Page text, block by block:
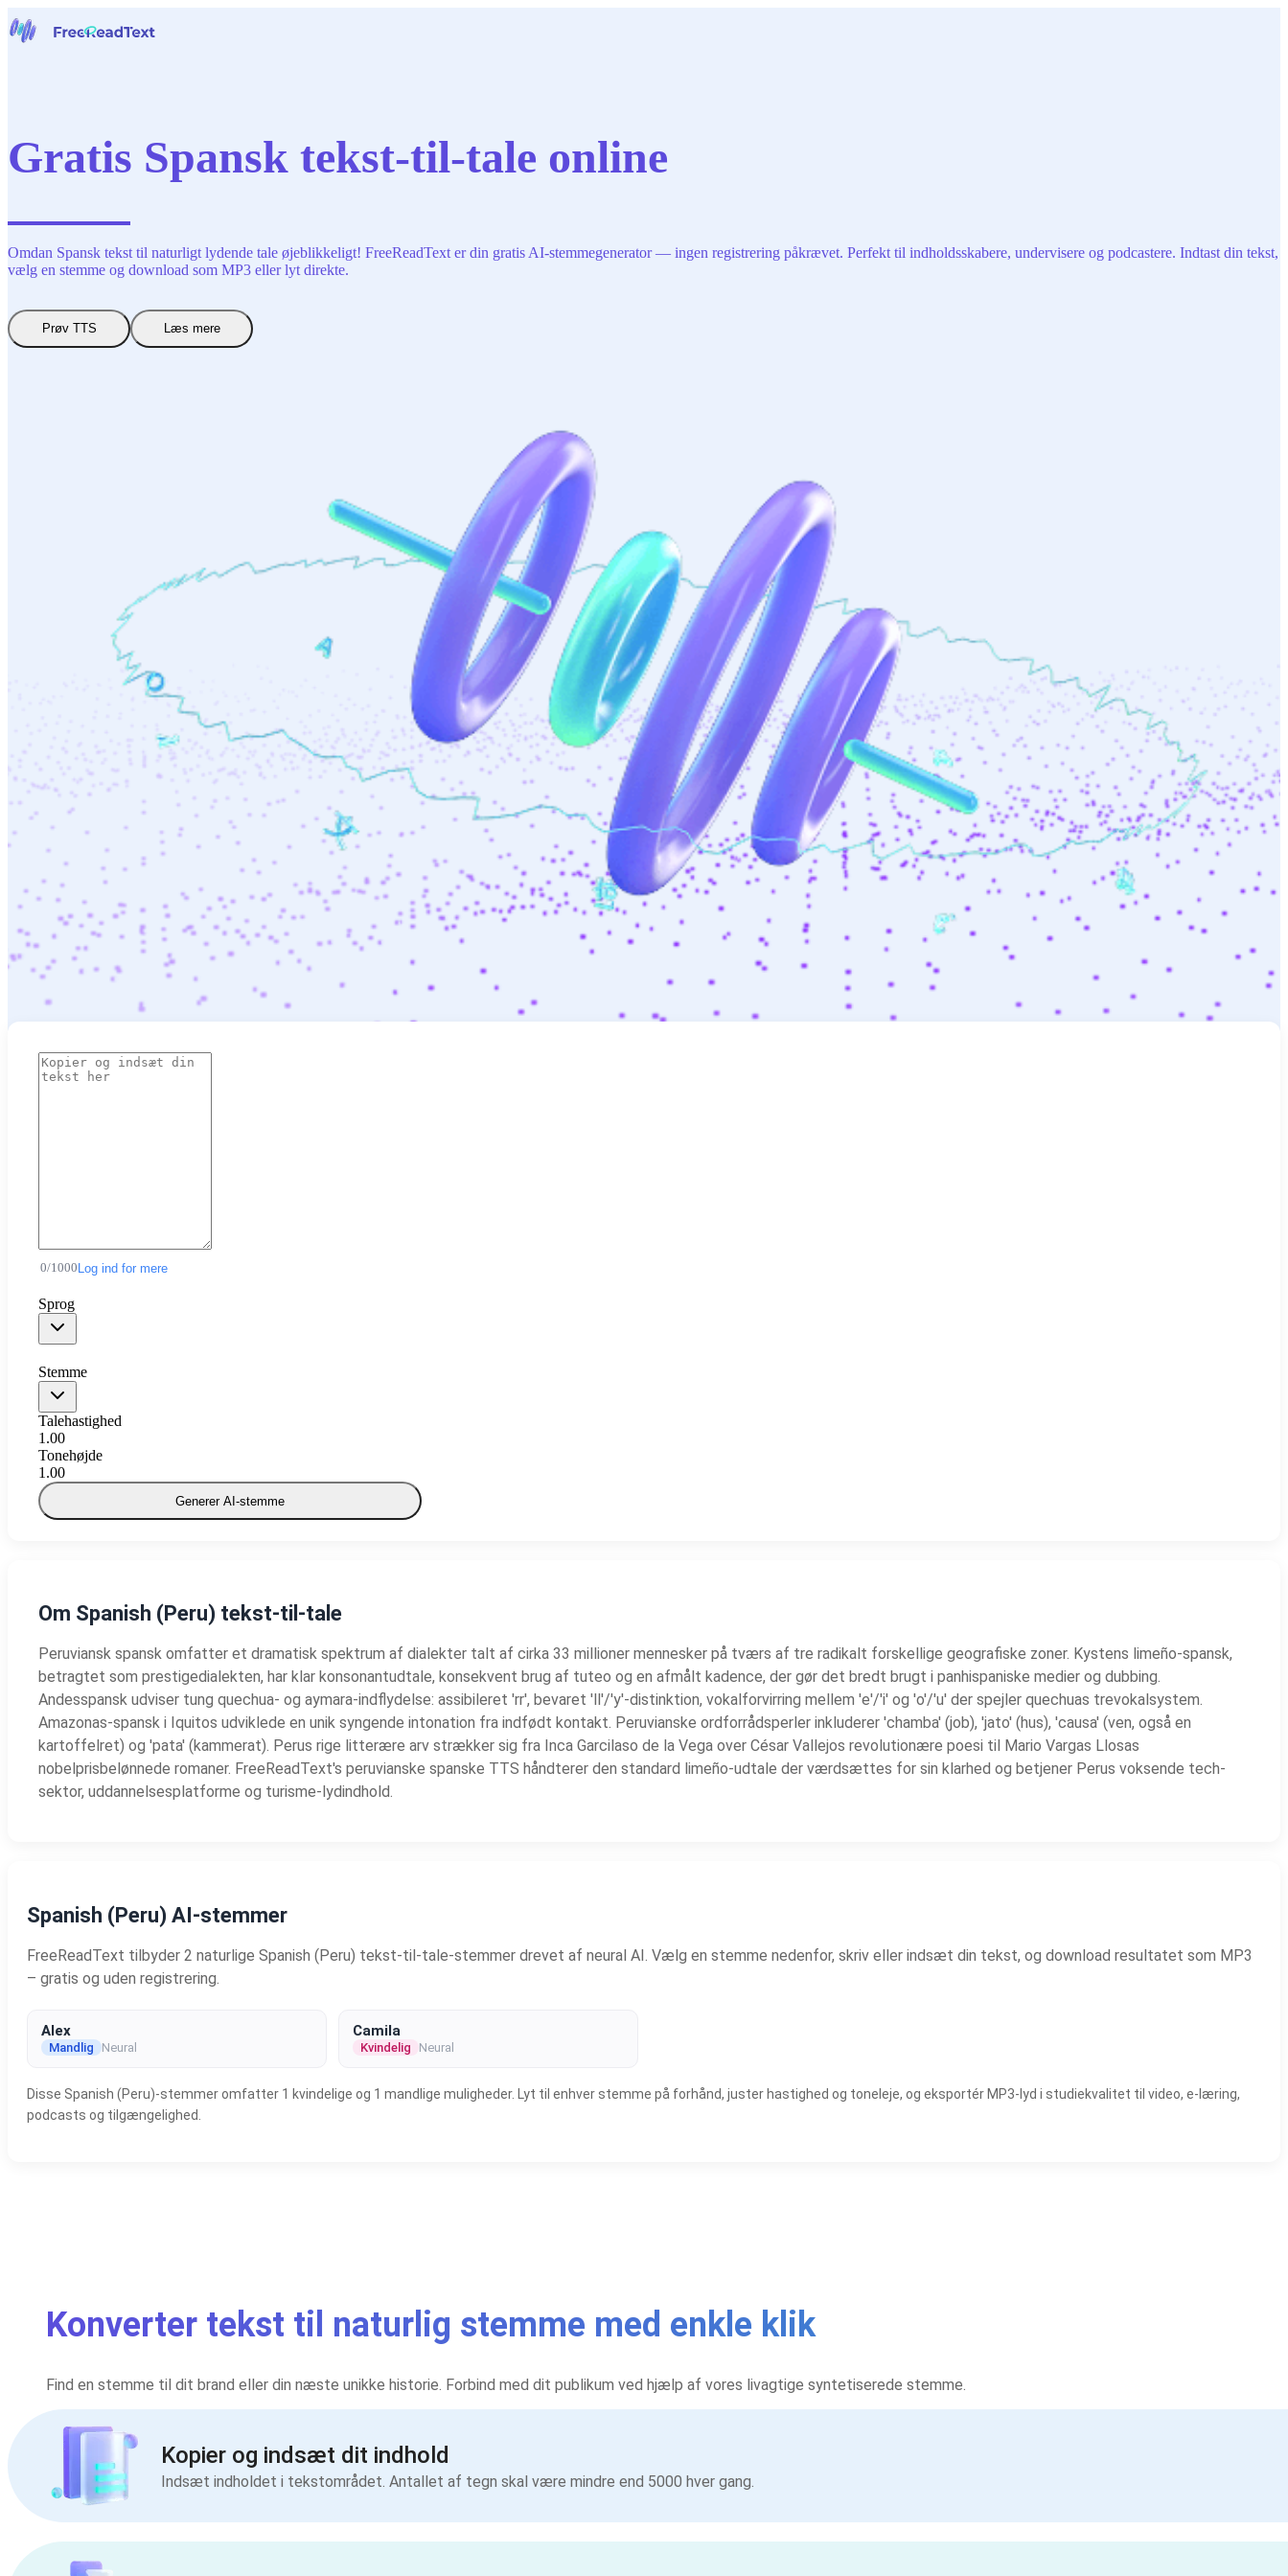
Priser
Kontakt os
Gratis Spansk tekst-til-tale online
Omdan Spansk tekst til naturligt lydende tale øjeblikkeligt! FreeReadText er din gratis AI-stemmegenerator — ingen registrering påkrævet. Perfekt til indholdsskabere, undervisere og podcastere. Indtast din tekst,
vælg en stemme og download som MP3 eller lyt direkte.
Prøv TTS Læs mere
0/1000Log ind for mere
Sprog
Stemme
Talehastighed
1.00
Tonehøjde
1.00
Generer AI-stemme
Om Spanish (Peru) tekst-til-tale
Peruviansk spansk omfatter et dramatisk spektrum af dialekter talt af cirka 33 millioner mennesker på tværs af tre radikalt forskellige geografiske zoner. Kystens limeño-spansk,
betragtet som prestigedialekten, har klar konsonantudtale, konsekvent brug af tuteo og en afmålt kadence, der gør det bredt brugt i panhispaniske medier og dubbing.
Andesspansk udviser tung quechua- og aymara-indflydelse: assibileret 'rr', bevaret 'll'/'y'-distinktion, vokalforvirring mellem 'e'/'i' og 'o'/'u' der spejler quechuas trevokalsystem.
Amazonas-spansk i Iquitos udviklede en unik syngende intonation fra indfødt kontakt. Peruvianske ordforrådsperler inkluderer 'chamba' (job), 'jato' (hus), 'causa' (ven, også en
kartoffelret) og 'pata' (kammerat). Perus rige litterære arv strækker sig fra Inca Garcilaso de la Vega over César Vallejos revolutionære poesi til Mario Vargas Llosas
nobelprisbelønnede romaner. FreeReadText's peruvianske spanske TTS håndterer den standard limeño-udtale der værdsættes for sin klarhed og betjener Perus voksende tech-
sektor, uddannelsesplatforme og turisme-lydindhold.
Spanish (Peru) AI-stemmer
FreeReadText tilbyder 2 naturlige Spanish (Peru) tekst-til-tale-stemmer drevet af neural AI. Vælg en stemme nedenfor, skriv eller indsæt din tekst, og download resultatet som MP3
– gratis og uden registrering.
Alex
Mandlig Neural
Camila
Kvindelig Neural
Disse Spanish (Peru)-stemmer omfatter 1 kvindelige og 1 mandlige muligheder. Lyt til enhver stemme på forhånd, juster hastighed og toneleje, og eksportér MP3-lyd i studiekvalitet til video, e-læring,
podcasts og tilgængelighed.
Konverter tekst til naturlig stemme med enkle klik
Find en stemme til dit brand eller din næste unikke historie. Forbind med dit publikum ved hjælp af vores livagtige syntetiserede stemme.
Kopier og indsæt dit indhold
Indsæt indholdet i tekstområdet. Antallet af tegn skal være mindre end 5000 hver gang.